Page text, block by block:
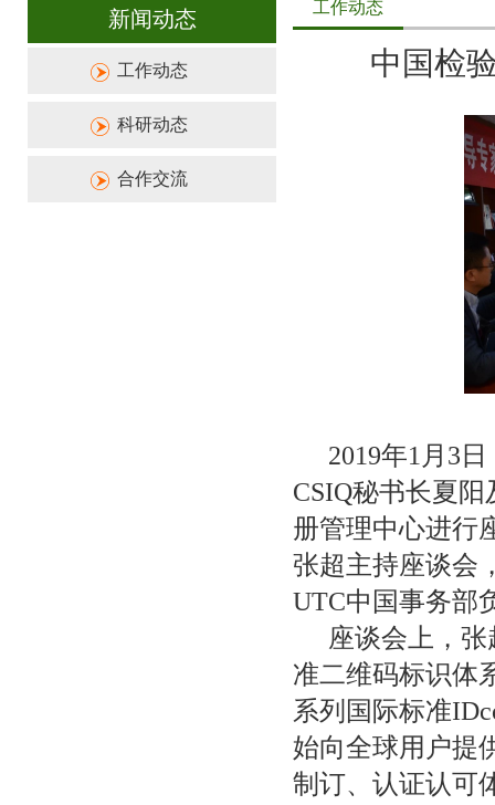
新闻动态
工作动态
科研动态
合作交流
工作动态
中国检
2019年1月3
CSIQ秘书长夏
册管理中心进行
张超主持座谈会
UTC中国事务部
座谈会上，
准二维码标识体
系列国际标准
始向全球用户提
制订、认证认可